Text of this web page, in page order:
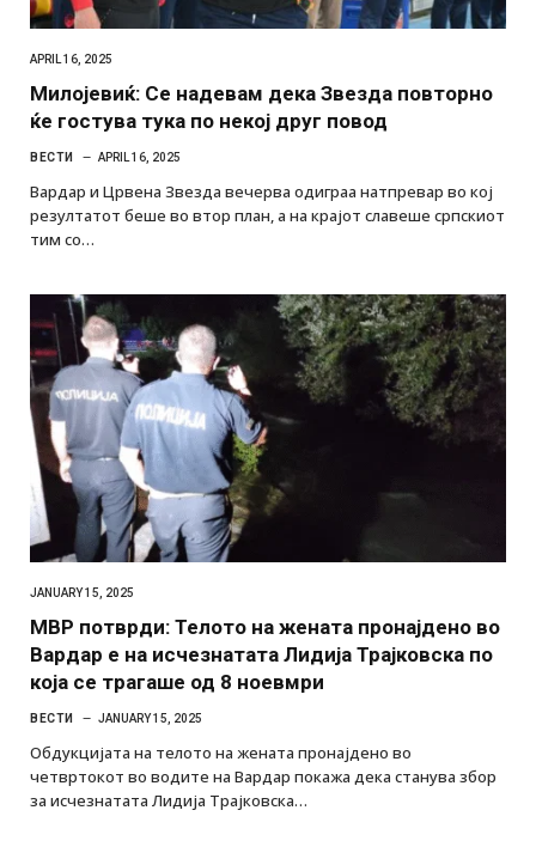
APRIL 16, 2025
Милојевиќ: Се надевам дека Звезда повторно
ќе гостува тука по некој друг повод
ВЕСТИ APRIL 16, 2025
Вардар и Црвена Звезда вечерва одиграа натпревар во кој
резултатот беше во втор план, а на крајот славеше српскиот
тим со…
JANUARY 15, 2025
МВР потврди: Телото на жената пронајдено во
Вардар е на исчезнатата Лидија Трајковска по
која се трагаше од 8 ноевмри
ВЕСТИ JANUARY 15, 2025
Обдукцијата на телото на жената пронајдено во
четвртокот во водите на Вардар покажа дека станува збор
за исчезнатата Лидија Трајковска…